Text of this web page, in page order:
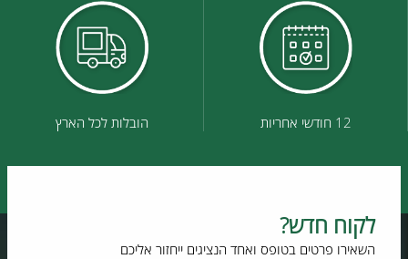
12 חודשי אחריות הובלות לכל הארץ
לקוח חדש?
השאירו פרטים בטופס ואחד הנציגים ייחזור אליכם